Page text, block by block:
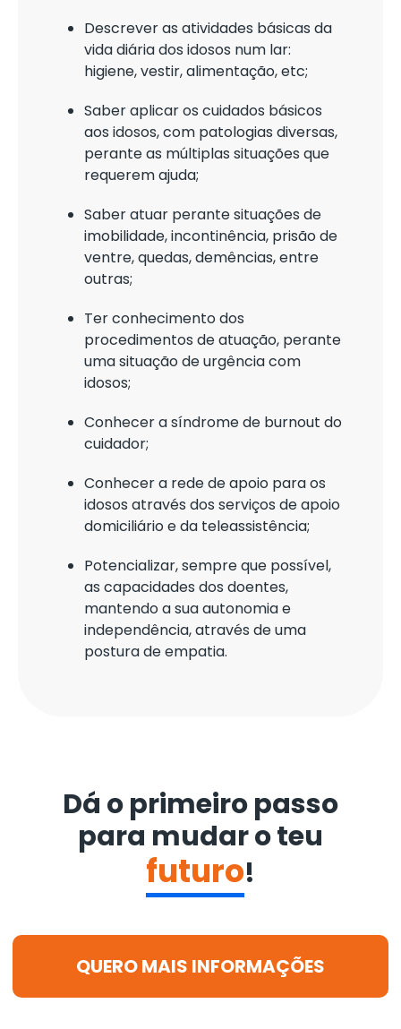
Descrever as atividades básicas da
vida diária dos idosos num lar:
higiene, vestir, alimentação, etc;
Saber aplicar os cuidados básicos
aos idosos, com patologias diversas,
perante as múltiplas situações que
requerem ajuda;
Saber atuar perante situações de
imobilidade, incontinência, prisão de
ventre, quedas, demências, entre
outras;
Ter conhecimento dos
procedimentos de atuação, perante
uma situação de urgência com
idosos;
Conhecer a síndrome de burnout do
cuidador;
Conhecer a rede de apoio para os
idosos através dos serviços de apoio
domiciliário e da teleassistência;
Potencializar, sempre que possível,
as capacidades dos doentes,
mantendo a sua autonomia e
independência, através de uma
postura de empatia.
Dá o primeiro passo
para mudar o teu
futuro!
QUERO MAIS INFORMAÇÕES